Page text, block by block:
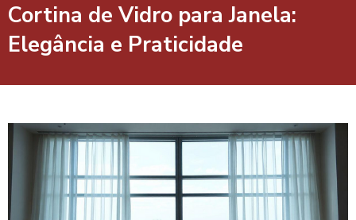
Cortina de Vidro para Janela:
Elegância e Praticidade